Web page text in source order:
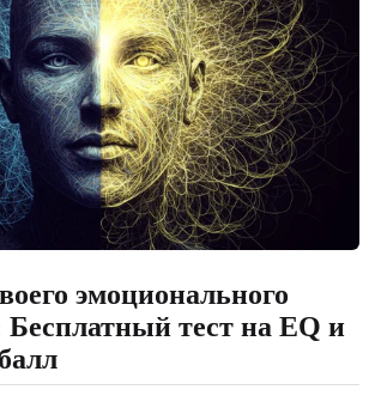
эмоционального
Бесплатный тест на EQ и